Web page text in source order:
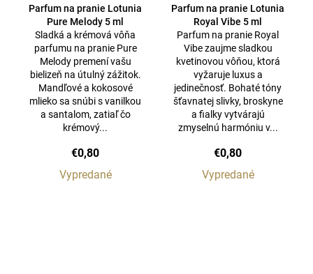
Parfum na pranie Lotunia
Pure Melody 5 ml
Sladká a krémová vôňa
parfumu na pranie Pure
Melody premení vašu
bielizeň na útulný zážitok.
Mandľové a kokosové
mlieko sa snúbi s vanilkou
a santalom, zatiaľ čo
krémový...
€0,80
Vypredané
Parfum na pranie Lotunia
Royal Vibe 5 ml
Parfum na pranie Royal
Vibe zaujme sladkou
kvetinovou vôňou, ktorá
vyžaruje luxus a
jedinečnosť. Bohaté tóny
šťavnatej slivky, broskyne
a fialky vytvárajú
zmyselnú harmóniu v...
€0,80
Vypredané